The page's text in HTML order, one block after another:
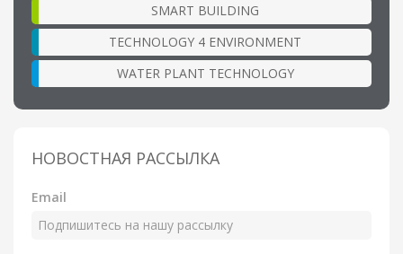
SMART BUILDING
TECHNOLOGY 4 ENVIRONMENT
WATER PLANT TECHNOLOGY
НОВОСТНАЯ РАССЫЛКА
Email